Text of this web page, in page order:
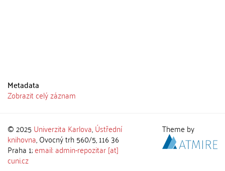
Metadata
Zobrazit celý záznam
© 2025 Univerzita Karlova,Ústřední
knihovna, Ovocný trh 560/5, 116 36
Praha 1;email: admin-repozitar [at]
cuni.cz
Theme by